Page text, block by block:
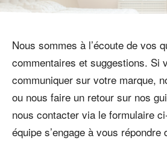
Nous sommes à l’écoute de vos
commentaires et suggestions. Si
communiquer sur votre marque,
ou nous faire un retour sur nos
nous contacter via le formulaire
équipe s’engage à vous